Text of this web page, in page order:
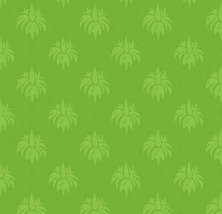
öntsük a szárazhoz, majd
össze úgy, hogy a nedves
száraznak (ez erős
percet igénybe vesz).
cm-es négyzet formát,
keverék
et, majd kézzel
Ahhoz, hogy szép sima
darabsütőpapírt, erre